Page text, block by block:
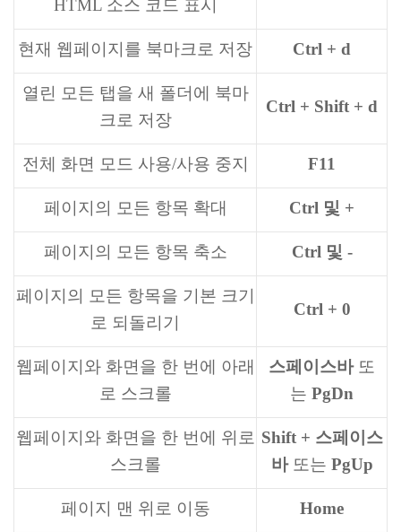
HTML 소스 코드 표시
현재 웹페이지를 북마크로 저장 Ctrl + d
열린 모든 탭을 새 폴더에 북마
크로 저장
Ctrl + Shift + d
전체 화면 모드 사용/사용 중지 F11
페이지의 모든 항목 확대 Ctrl 및 +
페이지의 모든 항목 축소 Ctrl 및 -
페이지의 모든 항목을 기본 크기
로 되돌리기
Ctrl + 0
웹페이지와 화면을 한 번에 아래
로 스크롤
스페이스바 또
는 PgDn
웹페이지와 화면을 한 번에 위로
스크롤
Shift + 스페이스
바 또는 PgUp
페이지 맨 위로 이동 Home